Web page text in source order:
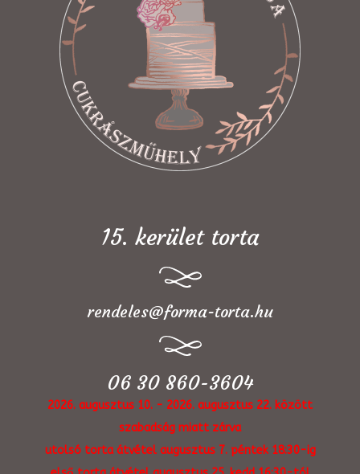
15. kerület torta
rendeles@forma-torta.hu
06 30 860-3604
2026. augusztus 10. - 2026. augusztus 22. között
szabadság miatt zárva
utolsó torta átvétel augusztus 7. péntek 18:30-ig